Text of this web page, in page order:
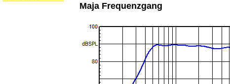
Maja Frequenzgang